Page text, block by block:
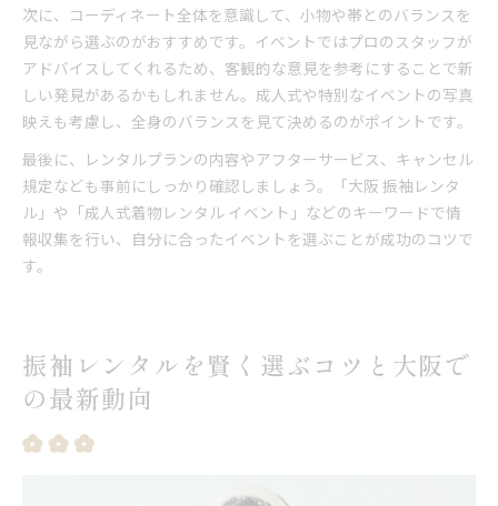
次に、コーディネート全体を意識して、小物や帯とのバランスを
見ながら選ぶのがおすすめです。イベントではプロのスタッフが
アドバイスしてくれるため、客観的な意見を参考にすることで新
しい発見があるかもしれません。成人式や特別なイベントの写真
映えも考慮し、全身のバランスを見て決めるのがポイントです。
最後に、レンタルプランの内容やアフターサービス、キャンセル
規定なども事前にしっかり確認しましょう。「大阪 振袖レンタ
ル」や「成人式着物レンタル イベント」などのキーワードで情
報収集を行い、自分に合ったイベントを選ぶことが成功のコツで
す。
振袖レンタルを賢く選ぶコツと大阪で
の最新動向